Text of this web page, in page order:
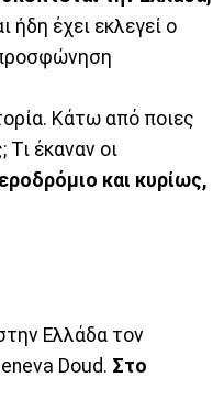
ήδη έχει εκλεγεί ο
Κάτω από ποιες
Τι έκαναν οι
και κυρίως,
Ελλάδα τον
Doud. Στο